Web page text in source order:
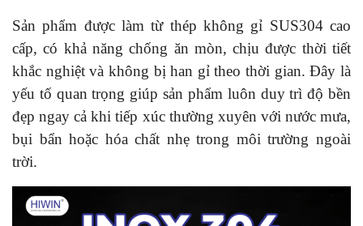
Sản phẩm được làm từ thép không gỉ SUS304 cao
cấp, có khả năng chống ăn mòn, chịu được thời tiết
khắc nghiệt và không bị han gỉ theo thời gian. Đây là
yếu tố quan trọng giúp sản phẩm luôn duy trì độ bền
đẹp ngay cả khi tiếp xúc thường xuyên với nước mưa,
bụi bẩn hoặc hóa chất nhẹ trong môi trường ngoài
trời.